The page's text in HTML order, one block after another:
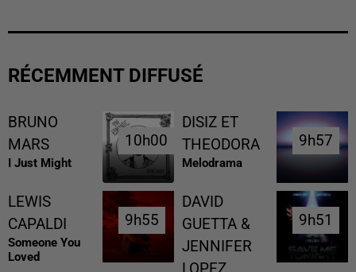
RÉCEMMENT DIFFUSÉ
BRUNO
MARS
I Just Might
10h00
10h00
DISIZ ET
THEODORA
Melodrama
9h57
9h57
LEWIS
CAPALDI
Someone You
Loved
9h55
9h55
DAVID
GUETTA &
JENNIFER
9h51
9h51